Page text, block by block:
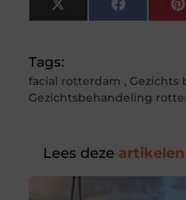
X
(Twitter)
Facebook
Tags:
facial rotterdam , Gezichts
Gezichtsbehandeling
Lees deze artikelen